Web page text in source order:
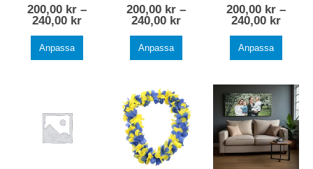
0out of 5
200,00 kr –
240,00 kr
Anpassa
0out of 5
200,00 kr –
240,00 kr
Anpassa
0out of 5
200,00 kr –
240,00 kr
Anpassa